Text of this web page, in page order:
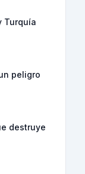
Turquía
peligro
destruye